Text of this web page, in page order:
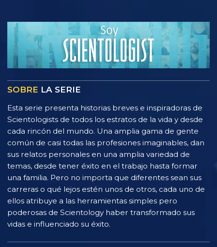
SOBRE LA SERIE
Esta serie presenta historias breves e inspiradoras de
Scientologists de todos los estratos de la vida y desde
cada rincón del mundo. Una amplia gama de gente
común de casi todas las profesiones imaginables, dan
sus relatos personales en una amplia variedad de
temas, desde tener éxito en el trabajo hasta formar
una familia. Pero no importa que diferentes sean sus
carreras o qué lejos estén unos de otros, cada uno de
ellos atribuye a las herramientas simples pero
poderosas de Scientology haber transformado sus
vidas e influenciado su éxito.